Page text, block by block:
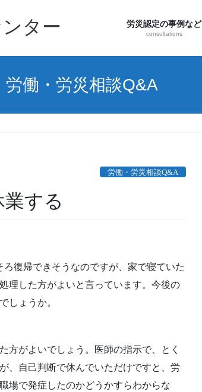
ター 労災認定の事例など
consultations
労働・労災相談Q&A
労働・労災相談Q&A
する
復帰できそうなのですが、家で寝ていた
理した方がよいと言っています。今後の
しょうか。
方がよいでしょう。医師の指示で、とく
、自己判断で休んでいただけですと、労
場で発症したのかどうかすらわからな